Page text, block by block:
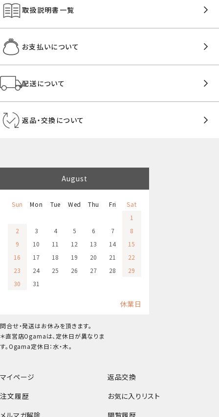
取扱説明書一覧
お支払いについて
配送について
返品・交換について
マイページ
返品交換
注文履歴
お気に入りリスト
August
Sun Mon Tue Wed Thu Fri
Sat
1
2
3 4 5 6 7
8
9
10 11 12 13 14
15
16
17 18 19 20 21
22
23
24 25 26 27 28
29
30
31
休業日
問合せ・発送はお休みを頂きます。
＊直営店Ogamaは、定休日が異なりま
す。Ogama定休日：水・木。